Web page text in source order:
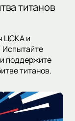
титанов
ЦСКА и
Испытайте
поддержите
титанов.